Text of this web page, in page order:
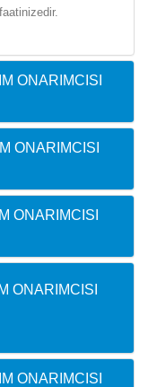
ONARIMCISI
ONARIMCISI
ONARIMCISI
ONARIMCISI
ONARIMCISI